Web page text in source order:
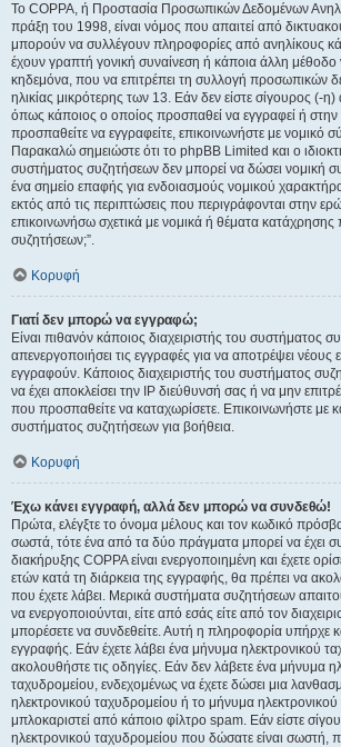
Το COPPA, ή Προστασία Προσωπικών Δεδομένων
πράξη του 1998, είναι νόμος που απαιτεί από
μπορούν να συλλέγουν πληροφορίες από ανηλίκους
έχουν γραπτή γονική συναίνεση ή κάποια άλλη μέθοδο
κηδεμόνα, που να επιτρέπει τη συλλογή προσωπικών
ηλικίας μικρότερης των 13. Εάν δεν είστε σίγουρος (-η)
όπως κάποιος ο οποίος προσπαθεί να εγγραφεί ή στην
προσπαθείτε να εγγραφείτε, επικοινωνήστε με νομικό
Παρακαλώ σημειώστε ότι το phpBB Limited και ο
συστήματος συζητήσεων δεν μπορεί να δώσει νομική
ένα σημείο επαφής για ενδοιασμούς νομικού
εκτός από τις περιπτώσεις που περιγράφονται στην
επικοινωνήσω σχετικά με νομικά ή θέματα
συζητήσεων;”.
Κορυφή
Γιατί δεν μπορώ να εγγραφώ;
Είναι πιθανόν κάποιος διαχειριστής του συστήματος
απενεργοποιήσει τις εγγραφές για να αποτρέψει νέους
εγγραφούν. Κάποιος διαχειριστής του συστήματος
να έχει αποκλείσει την IP διεύθυνσή σας ή να μην
που προσπαθείτε να καταχωρίσετε. Επικοινωνήστε με
συστήματος συζητήσεων για βοήθεια.
Κορυφή
Έχω κάνει εγγραφή, αλλά δεν μπορώ να συνδεθώ!
Πρώτα, ελέγξτε το όνομα μέλους και τον κωδικό
σωστά, τότε ένα από τα δύο πράγματα μπορεί να έχει
διακήρυξης COPPA είναι ενεργοποιημένη και έχετε
ετών κατά τη διάρκεια της εγγραφής, θα πρέπει να
που έχετε λάβει. Μερικά συστήματα συζητήσεων
να ενεργοποιούνται, είτε από εσάς είτε από τον
μπορέσετε να συνδεθείτε. Αυτή η πληροφορία υπήρχε
εγγραφής. Εάν έχετε λάβει ένα μήνυμα ηλεκτρονικού
ακολουθήστε τις οδηγίες. Εάν δεν λάβετε ένα μήνυμα
ταχυδρομείου, ενδεχομένως να έχετε δώσει μια
ηλεκτρονικού ταχυδρομείου ή το μήνυμα ηλεκτρονικού
μπλοκαριστεί από κάποιο φίλτρο spam. Εάν είστε
ηλεκτρονικού ταχυδρομείου που δώσατε είναι σωστή,